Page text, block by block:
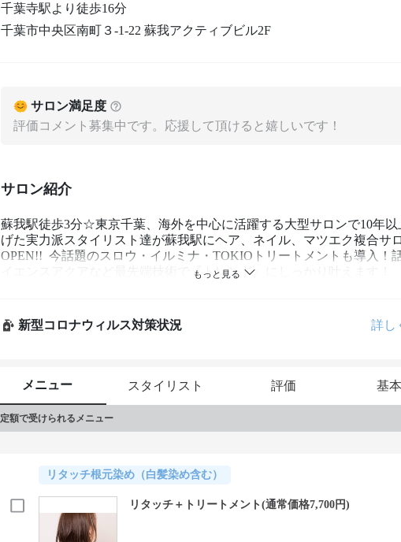
千葉寺駅より徒歩16分
千葉市中央区南町３-1-22 蘇我アクティブビル2F
サロン満足度
評価コメント募集中です。応援して頂けると嬉しいです！
サロン紹介
蘇我駅徒歩3分☆東京千葉、海外を中心に活躍する大型サロンで10年以
げた実力派スタイリスト達が蘇我駅にヘア、ネイル、マツエク複合サ
OPEN!!  今話題のスロウ・イルミナ・TOKIOトリートメントも導入！
イエンスアクアなど最先端技術で『トレンド』にしっかり叶えます！
新型コロナウィルス対策状況 詳し
メニュー スタイリスト 評価 基
定額で受けられるメニュー
リタッチ根元染め（白髪染め含む）
リタッチ＋トリートメント(通常価格7,700円)